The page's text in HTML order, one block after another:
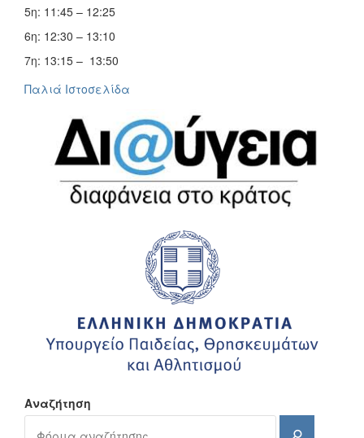
5η: 11:45 – 12:25
6η: 12:30 – 13:10
7η: 13:15 – 13:50
Παλιά Ιστοσελίδα
Αναζήτηση